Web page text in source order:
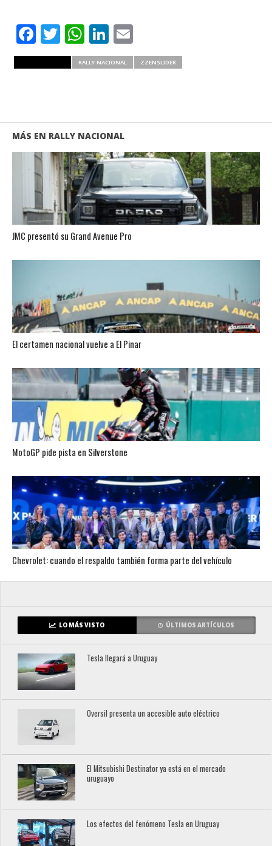
Facebook
Twitter
WhatsApp
LinkedIn
Email
RALLY NACIONAL ZZENSLIDER
MÁS EN RALLY NACIONAL
JMC presentó su Grand Avenue Pro
El certamen nacional vuelve a El Pinar
MotoGP pide pista en Silverstone
Chevrolet: cuando el respaldo también forma parte del vehículo
LO MÁS VISTO ÚLTIMOS ARTÍCULOS
Tesla llegará a Uruguay
Oversil presenta un accesible auto eléctrico
El Mitsubishi Destinator ya está en el mercado
uruguayo
Los efectos del fenómeno Tesla en Uruguay